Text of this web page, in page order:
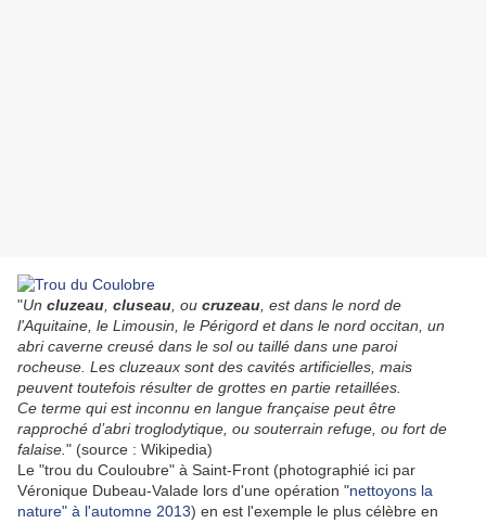
"Un cluzeau cluseau , ou cruzeau , est dans le nord de
l'Aquitaine, le Limousin, le Périgord et dans le nord occitan, un
abri caverne creusé dans le sol ou taillé dans une paroi
rocheuse. Les cluzeaux sont des cavités artificielles, mais
peuvent toutefois résulter de grottes en partie retaillées.
Ce terme qui est inconnu en langue française peut être
rapproché d’abri troglodytique, ou souterrain refuge, ou fort de
falaise. " (source : Wikipedia)
Le "trou du Couloubre" à Saint-Front (photographié ici par
Véronique Dubeau-Valade lors d'une opération "nettoyons la
nature" à l'automne 2013) en est l'exemple le plus célèbre en